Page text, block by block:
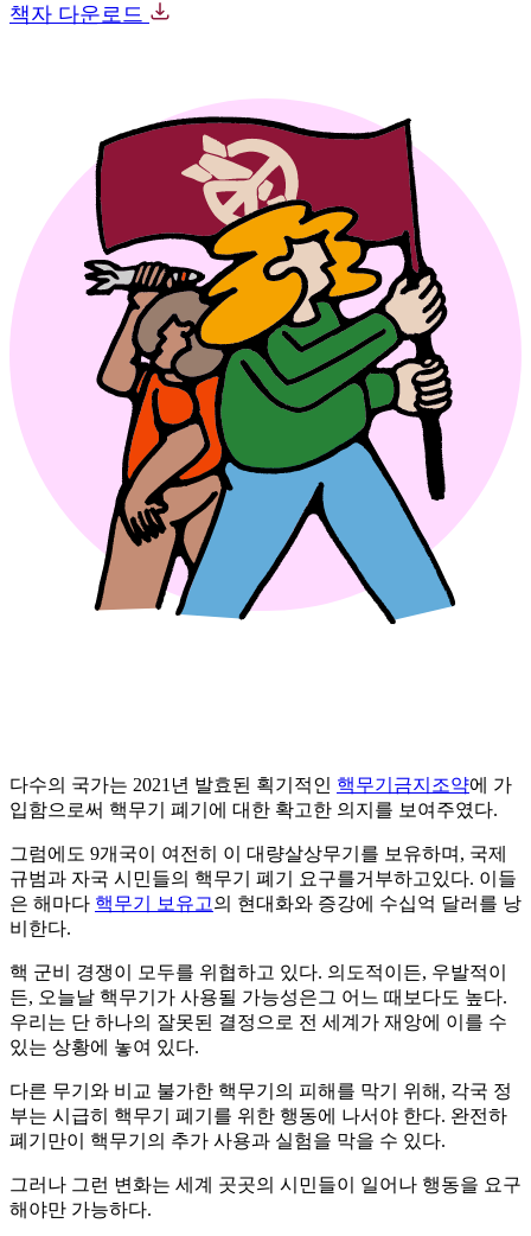
책자 다운로드
다수의 국가는 2021년 발효된 획기적인 핵무기금지조약에 가
입함으로써 핵무기 폐기에 대한 확고한 의지를 보여주였다.
그럼에도 9개국이 여전히 이 대량살상무기를 보유하며, 국제
규범과 자국 시민들의 핵무기 폐기 요구를거부하고있다. 이들
은 해마다 핵무기 보유고의 현대화와 증강에 수십억 달러를 낭
비한다.
핵 군비 경쟁이 모두를 위협하고 있다. 의도적이든, 우발적이
든, 오늘날 핵무기가 사용될 가능성은그 어느 때보다도 높다.
우리는 단 하나의 잘못된 결정으로 전 세계가 재앙에 이를 수
있는 상황에 놓여 있다.
다른 무기와 비교 불가한 핵무기의 피해를 막기 위해, 각국 정
부는 시급히 핵무기 폐기를 위한 행동에 나서야 한다. 완전하
폐기만이 핵무기의 추가 사용과 실험을 막을 수 있다.
그러나 그런 변화는 세계 곳곳의 시민들이 일어나 행동을 요구
해야만 가능하다.